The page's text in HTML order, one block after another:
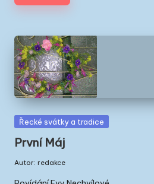
Posted
Řecké svátky a tradice
První Máj
by
Autor: redakce